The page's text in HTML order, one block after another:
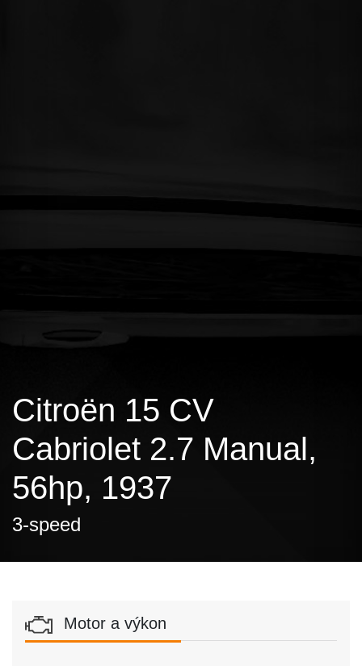
Citroën 15 CV
Cabriolet 2.7 Manual,
56hp, 1937
3-speed
Motor a výkon